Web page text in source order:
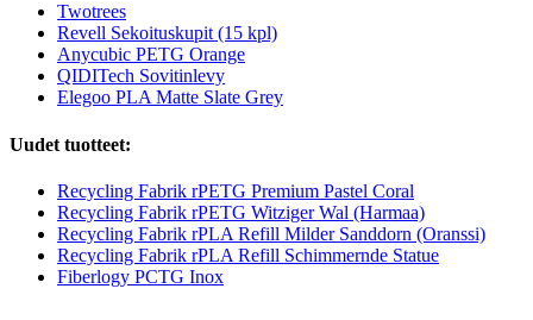
Twotrees
Revell Sekoituskupit (15 kpl)
Anycubic PETG Orange
QIDITech Sovitinlevy
Elegoo PLA Matte Slate Grey
Uudet tuotteet:
Recycling Fabrik rPETG Premium Pastel Coral
Recycling Fabrik rPETG Witziger Wal (Harmaa)
Recycling Fabrik rPLA Refill Milder Sanddorn (Oranssi)
Recycling Fabrik rPLA Refill Schimmernde Statue
Fiberlogy PCTG Inox